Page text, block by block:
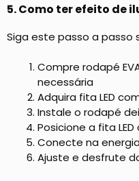
5. Como ter efeito de
Siga este passo a passo
Compre rodapé
necessária
Adquira fita LED
Instale o rodapé
Posicione a fita
Conecte na
Ajuste e desfrute